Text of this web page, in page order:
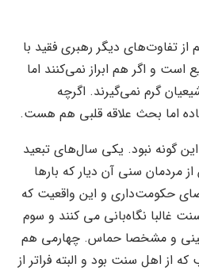
تفاوت‌های دیگر رهبری فقید با
است و اگر هم ابراز نمی‌کنند اما
گرم نمی‌گیرند. اگرچه
اما بحث علاقه قلبی هم هست.
اما به 4 دلیل این گونه نبود. یکی سال‌های تبعید
مردمان سنی آن دیار که بارها
حکومت‌داری و این واقعیت که
غالبا نگاه‌بانی می کنند و سوم
و مشخصا حماس. چهارمی هم
اهل سنت بود و البته فراتر از